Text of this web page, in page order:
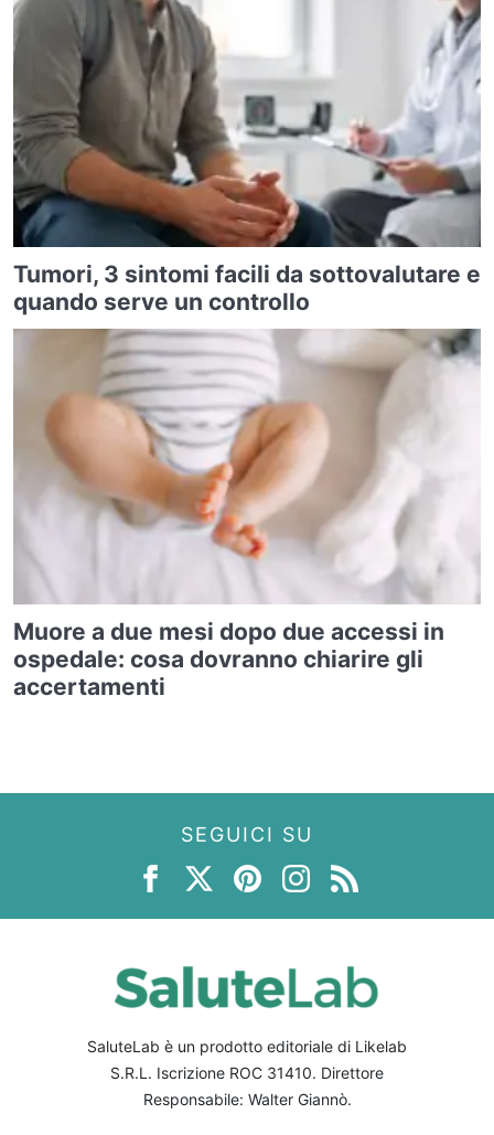
Tumori, 3 sintomi facili da sottovalutare e
quando serve un controllo
Muore a due mesi dopo due accessi in
ospedale: cosa dovranno chiarire gli
accertamenti
SEGUICI SU
SaluteLab è un prodotto editoriale di Likelab
S.R.L. Iscrizione ROC 31410. Direttore
Responsabile: Walter Giannò.